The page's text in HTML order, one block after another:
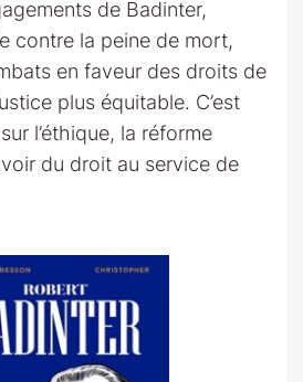
de Badinter,
contre la peine de mort,
en faveur des droits de
plus équitable. C’est
l’éthique, la réforme
du droit au service de